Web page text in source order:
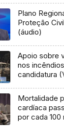
Plano
Proteção
(áudio)
Apoio sobre
nos
candidatura
Mortalidade
cardíaca
por cada 100